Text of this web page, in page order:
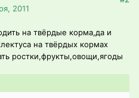
2011
на твёрдые корма,да и
на твёрдых кормах
ростки,фрукты,овощи,ягоды